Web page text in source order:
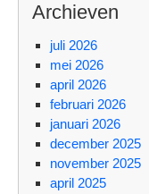
Archieven
juli 2026
mei 2026
april 2026
februari 2026
januari 2026
december 2025
november 2025
april 2025